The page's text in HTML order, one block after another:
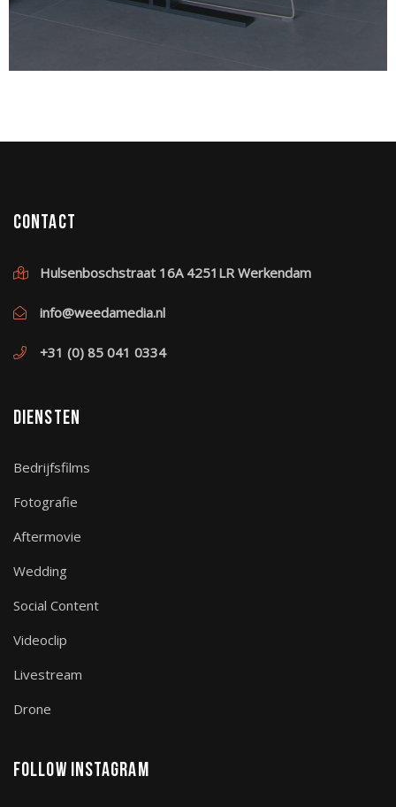
Contact
Hulsenboschstraat 16A 4251LR Werkendam
info@weedamedia.nl
+31 (0) 85 041 0334
Diensten
Bedrijfsfilms
Fotografie
Aftermovie
Wedding
Social Content
Videoclip
Livestream
Drone
Follow Instagram